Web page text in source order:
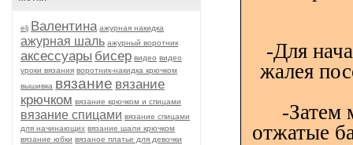
elj Валентина ажурная накидка
ажурная шаль ажурный воротник
аксессуары бисер видео видео
уроки вязания воротник-накидка крючком
вышивка вязание вязание
крючком вязание крючком и спицами
вязание спицами вязание спицами
для начинающих вязание шали крючком
вязание юбки вязаное платье для девочки
-Для
жалея
-Затем
отжатые